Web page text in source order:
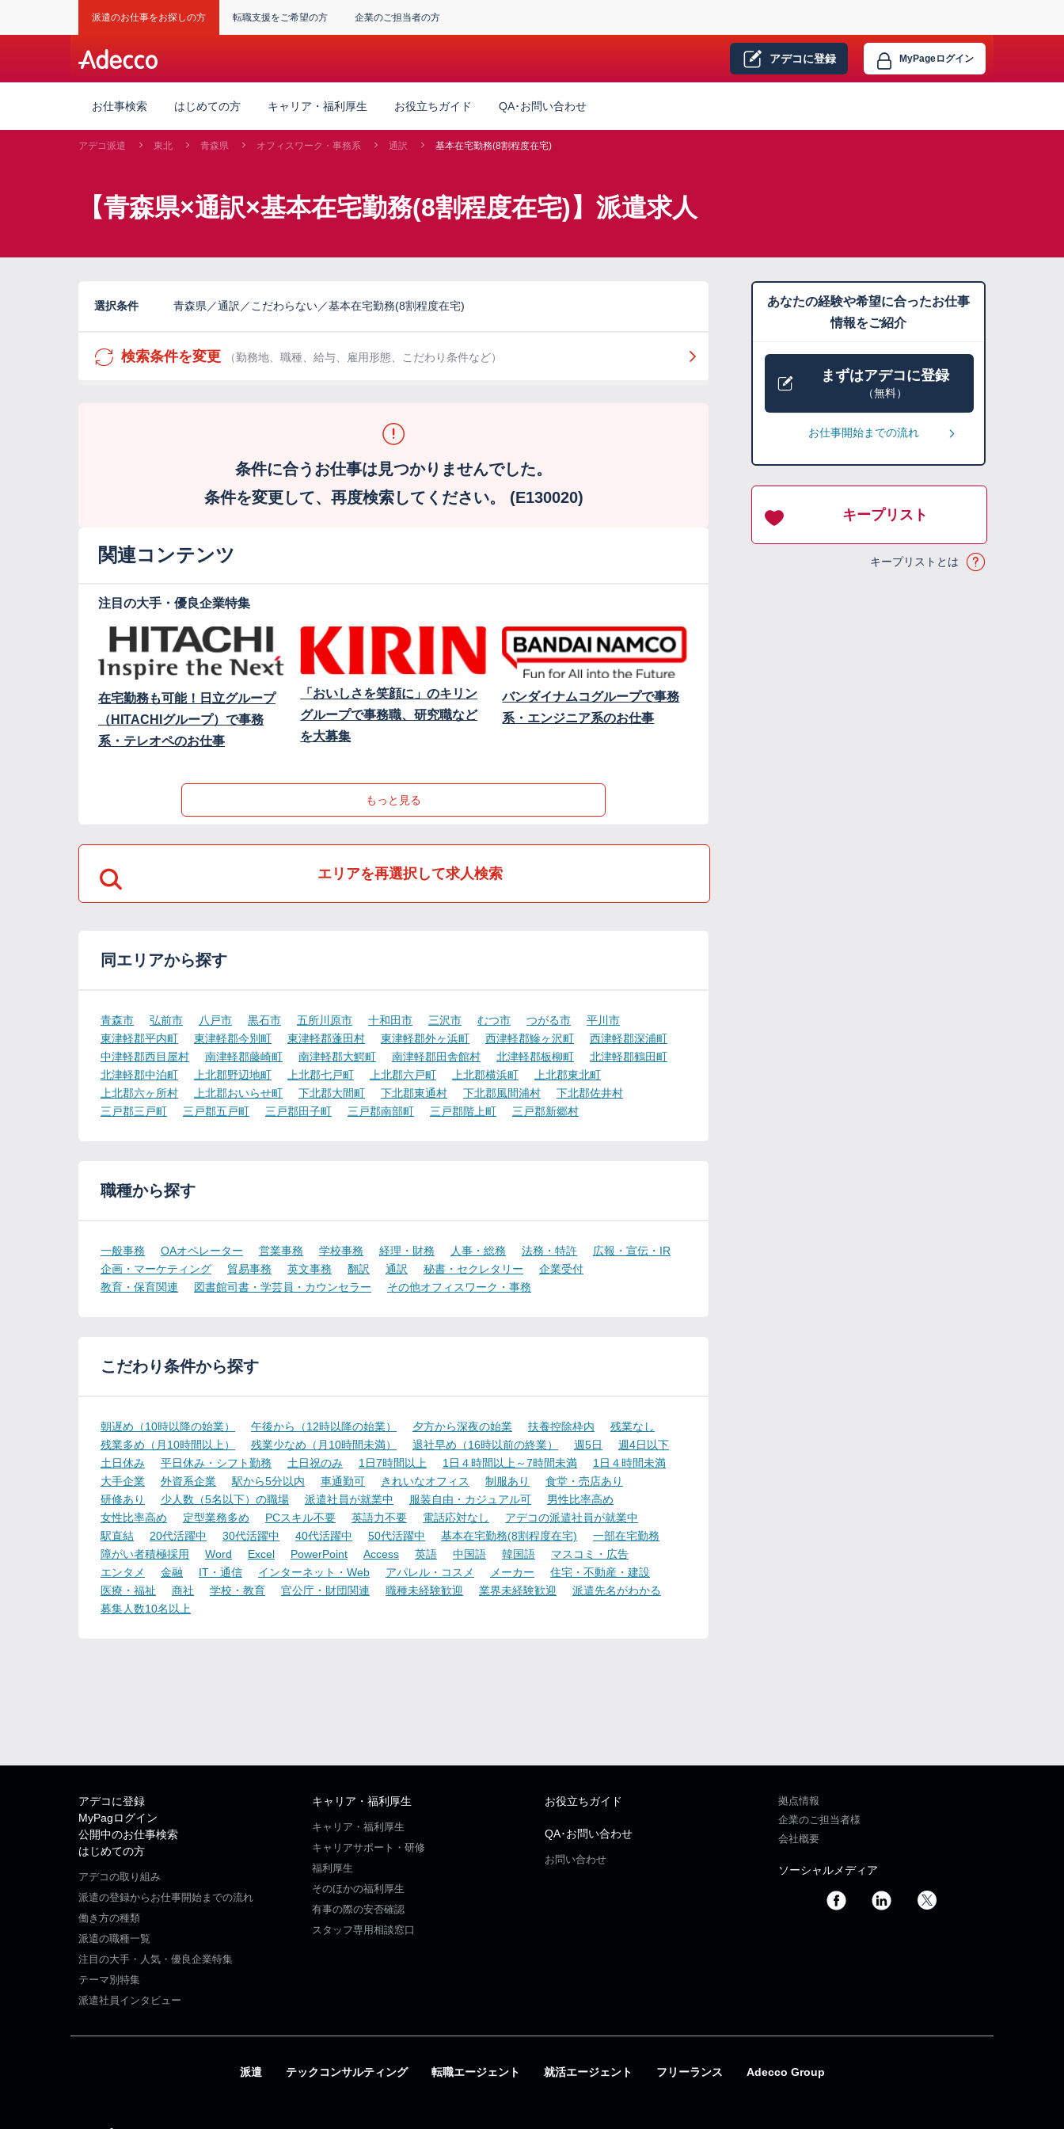
派遣のお仕事をお探しの方 転職支援をご希望の方 企業のご担当者の方
アデコに登録 MyPageログイン
お仕事検索 はじめての方 キャリア・福利厚生 お役立ちガイド QA･お問い合わせ
アデコ派遣 東北 青森県 オフィスワーク・事務系 通訳 基本在宅勤務(8割程度在宅)
【青森県×通訳×基本在宅勤務(8割程度在宅)】派遣求人
選択条件 青森県／通訳／こだわらない／基本在宅勤務(8割程度在宅)
検索条件を変更 （勤務地、職種、給与、雇用形態、こだわり条件など）
条件に合うお仕事は見つかりませんでした。
条件を変更して、再度検索してください。 (E130020)
関連コンテンツ
注目の大手・優良企業特集
在宅勤務も可能！日立グループ
（HITACHIグループ）で事務
系・テレオペのお仕事
「おいしさを笑顔に」のキリン
グループで事務職、研究職など
を大募集
バンダイナムコグループで事務
系・エンジニア系のお仕事
もっと見る
エリアを再選択して求人検索
同エリアから探す
青森市 弘前市 八戸市 黒石市 五所川原市 十和田市 三沢市 むつ市 つがる市
平川市
東津軽郡平内町
東津軽郡今別町 東津軽郡蓬田村 東津軽郡外ヶ浜町 西津軽郡鰺ヶ沢町
西津軽郡深浦町
中津軽郡西目屋村
南津軽郡藤崎町 南津軽郡大鰐町 南津軽郡田舎館村 北津軽郡板柳町
北津軽郡鶴田町
北津軽郡中泊町
上北郡野辺地町 上北郡七戸町 上北郡六戸町 上北郡横浜町
上北郡東北町
上北郡六ヶ所村
上北郡おいらせ町 下北郡大間町 下北郡東通村 下北郡風間浦村
下北郡佐井村
三戸郡三戸町
三戸郡五戸町 三戸郡田子町 三戸郡南部町 三戸郡階上町 三戸郡新郷村
職種から探す
一般事務 OAオペレーター 営業事務 学校事務 経理・財務 人事・総務 法務・特許
広報・宣伝・IR
企画・マーケティング
貿易事務 英文事務 翻訳 通訳 秘書・セクレタリー
企業受付
教育・保育関連
図書館司書・学芸員・カウンセラー その他オフィスワーク・事務
こだわり条件から探す
朝遅め（10時以降の始業） 午後から（12時以降の始業） 夕方から深夜の始業 扶養控除枠内
残業なし
残業多め（月10時間以上）
残業少なめ（月10時間未満） 退社早め（16時以前の終業） 週5日
週4日以下
土日休み
平日休み・シフト勤務 土日祝のみ 1日7時間以上 1日４時間以上～7時間未満
1日４時間未満
大手企業
外資系企業 駅から5分以内 車通勤可 きれいなオフィス 制服あり
食堂・売店あり
研修あり
少人数（5名以下）の職場 派遣社員が就業中 服装自由・カジュアル可
男性比率高め
女性比率高め
定型業務多め PCスキル不要 英語力不要 電話応対なし
アデコの派遣社員が就業中
駅直結
20代活躍中 30代活躍中 40代活躍中 50代活躍中 基本在宅勤務(8割程度在宅)
一部在宅勤務
障がい者積極採用
Word Excel PowerPoint Access 英語 中国語 韓国語
マスコミ・広告
エンタメ
金融 IT・通信 インターネット・Web アパレル・コスメ メーカー
住宅・不動産・建設
医療・福祉
商社 学校・教育 官公庁・財団関連 職種未経験歓迎 業界未経験歓迎
派遣先名がわかる
募集人数10名以上
あなたの経験や希望に合ったお仕事
情報をご紹介
まずはアデコに登録
（無料）
お仕事開始までの流れ
キープリスト
キープリストとは
アデコに登録
MyPagログイン
公開中のお仕事検索
はじめての方
アデコの取り組み
派遣の登録からお仕事開始までの流れ
働き方の種類
派遣の職種一覧
注目の大手・人気・優良企業特集
テーマ別特集
派遣社員インタビュー
キャリア・福利厚生
キャリア・福利厚生
キャリアサポート・研修
福利厚生
そのほかの福利厚生
有事の際の安否確認
スタッフ専用相談窓口
お役立ちガイド
QA･お問い合わせ
お問い合わせ
拠点情報
企業のご担当者様
会社概要
ソーシャルメディア
派遣 テックコンサルティング 転職エージェント 就活エージェント フリーランス Adecco Group